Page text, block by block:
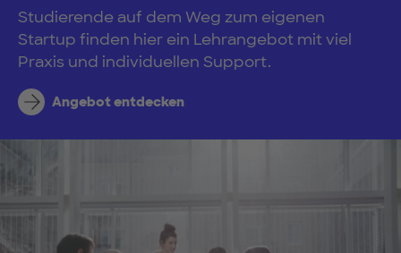
Studierende auf dem Weg zum eigenen
Startup finden hier ein Lehrangebot mit viel
Praxis und individuellen Support.
Angebot entdecken